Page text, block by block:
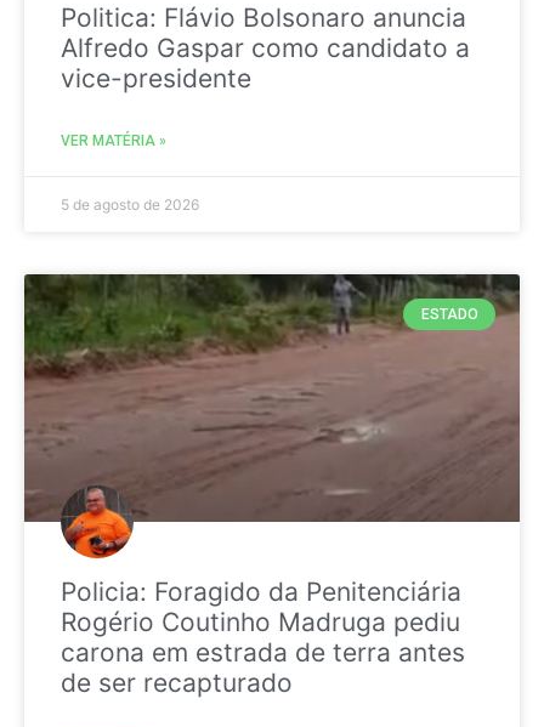
Politica: Flávio Bolsonaro anuncia
Alfredo Gaspar como candidato a
vice-presidente
VER MATÉRIA »
5 de agosto de 2026
ESTADO
Policia: Foragido da Penitenciária
Rogério Coutinho Madruga pediu
carona em estrada de terra antes
de ser recapturado